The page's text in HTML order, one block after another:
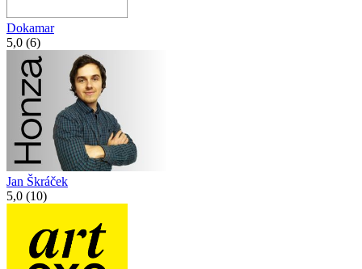
Dokamar
5,0 (6)
Jan Škráček
5,0 (10)